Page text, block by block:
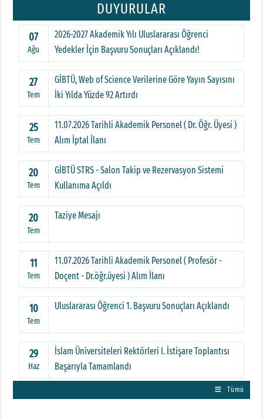
DUYURULAR
07
Ağu
2026-2027 Akademik Yılı Uluslararası Öğrenci
Yedekler İçin Başvuru Sonuçları Açıklandı!
27
Tem
GİBTÜ, Web of Science Verilerine Göre Yayın Sayısını
İki Yılda Yüzde 92 Artırdı
25
Tem
11.07.2026 Tarihli Akademik Personel ( Dr. Öğr. Üyesi )
Alım İptal İlanı
20
Tem
GİBTÜ STRS - Salon Takip ve Rezervasyon Sistemi
Kullanıma Açıldı
20
Tem
Taziye Mesajı
11
Tem
11.07.2026 Tarihli Akademik Personel ( Profesör -
Doçent - Dr.öğr.üyesi ) Alım İlanı
10
Tem
Uluslararası Öğrenci 1. Başvuru Sonuçları Açıklandı
29
Haz
İslam Üniversiteleri Rektörleri I. İstişare Toplantısı
Başarıyla Tamamlandı
Tümü